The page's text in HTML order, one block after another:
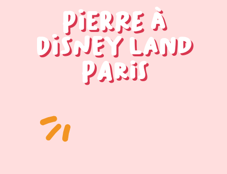
Pierre à
Disney land
Paris